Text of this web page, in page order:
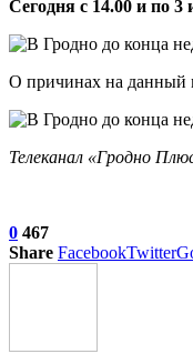
Сегодня с 14.00 и по
О причинах на данный
Телеканал «Гродно
0 467
Share FacebookTwitter